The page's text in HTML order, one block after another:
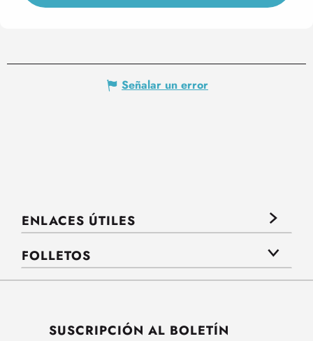
Señalar un error
ENLACES ÚTILES
FOLLETOS
SUSCRIPCIÓN AL BOLETÍN